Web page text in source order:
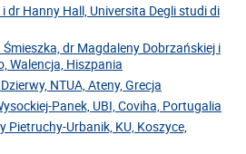
dr Hanny Hall, Universita Degli studi di
dr Magdaleny Dobrzańskiej i
Walencja, Hiszpania
NTUA, Ateny, Grecja
Panek, UBI, Coviha, Portugalia
Pietruchy-Urbanik, KU, Koszyce,